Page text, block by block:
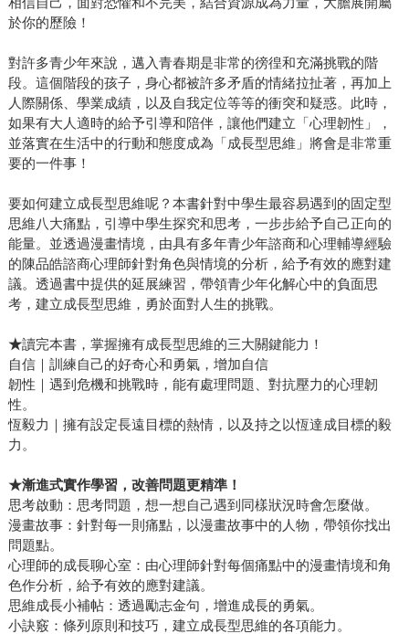
池上彰告訴我們：「當你覺得自己被『一定要去做○○』的想
後面三個行動中，池上彰更直接點出面對AI時代來臨，我們
應該要訓練自己具備哪些能力，並從累積做抉擇的經驗，培
養自己能解決問題的能力；也從閱讀各式各樣的內容去理解
社會發展跟世界情勢變化，提前好幾步去觀察到未來可能所
需的人才，或者我們也可能創造出現在尚未出現的職業內
容。 書中並不是形而上的討論夢想和思考，更邀請了在職場
上的人分享他們的想法，也找到了許多調查數據佐證，讓人
更理解社會現況。這並不是一本能讓所有的人都能擁有順利
人生的教科書，但作者池上彰提供了大大小小「做得到的方
法」，無論你是對職業、工作好奇的學生，或者是對於未來
疑惑和迷惘的職場新鮮人，甚至是師長，就把《如何找到你
真正想做的事》當作練功祕笈吧，讓自己從閱讀的過程中，
給自己一個容易達成的小目標就開始行動，慢慢長出因應變
化萬千的彈性，同時也保持著不斷探尋自己喜歡事物的習
慣，相信一定能擁有豐富且幸福的人生！
於你的歷險！
對許多青少年來說，邁入青春期是非常的徬徨和充滿挑戰的階
段。這個階段的孩子，身心都被許多矛盾的情緒拉扯著，再加上
人際關係、學業成績，以及自我定位等等的衝突和疑惑。此時，
如果有大人適時的給予引導和陪伴，讓他們建立「心理韌性」，
並落實在生活中的行動和態度成為「成長型思維」將會是非常重
要的一件事！
要如何建立成長型思維呢？本書針對中學生最容易遇到的固定型
思維八大痛點，引導中學生探究和思考，一步步給予自己正向的
能量。並透過漫畫情境，由具有多年青少年諮商和心理輔導經驗
的陳品皓諮商心理師針對角色與情境的分析，給予有效的應對建
議。透過書中提供的延展練習，帶領青少年化解心中的負面思
考，建立成長型思維，勇於面對人生的挑戰。
★讀完本書，掌握擁有成長型思維的三大關鍵能力！
自信｜訓練自己的好奇心和勇氣，增加自信
韌性｜遇到危機和挑戰時，能有處理問題、對抗壓力的心理韌
性。
恆毅力｜擁有設定長遠目標的熱情，以及持之以恆達成目標的毅
力。
★漸進式實作學習，改善問題更精準！
思考啟動：思考問題，想一想自己遇到同樣狀況時會怎麼做。
漫畫故事：針對每一則痛點，以漫畫故事中的人物，帶領你找出
問題點。
心理師的成長聊心室：由心理師針對每個痛點中的漫畫情境和角
色作分析，給予有效的應對建議。
思維成長小補帖：透過勵志金句，增進成長的勇氣。
小訣竅：條列原則和技巧，建立成長型思維的各項能力。